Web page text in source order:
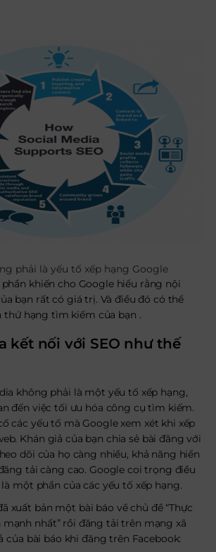
phải là yếu tố xếp hạng Google
khiến cho Google hiểu rằng nội
bạn rất có giá trị. Và điều đó có thể
thứ hạng tìm kiếm của bạn .
kết nối với SEO như thế
không phải là một yếu tố xếp hạng,
đến việc tối ưu hóa công cụ tìm kiếm.
các yếu tố mà Google xem xét khi xếp
Khán giả của bạn chia sẻ bài đăng với
dõi của họ càng nhiều, khả năng hiển
tải càng cao. Google coi trọng điều
một phần của các yếu tố xếp hạng.
xuất bản một bài báo về chủ đề “Thực
nhất” rồi đăng tải trên mạng xã
của bài báo khi đăng trên Facebook: